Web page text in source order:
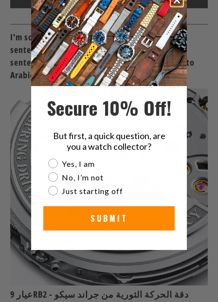
I'm sorry, but I need more context or specific
sentences to translate. Please provide the
sentences you would like to have translated into
Arabic.
عيار 9RB2 - دقة الحركة الثورية من جراند سيكو
Secure 10% Off!
But first, a quick question, are
you a watch collector?
Are you a watch collector?
Yes, I am
No, I’m not
Just starting off
SUBMIT